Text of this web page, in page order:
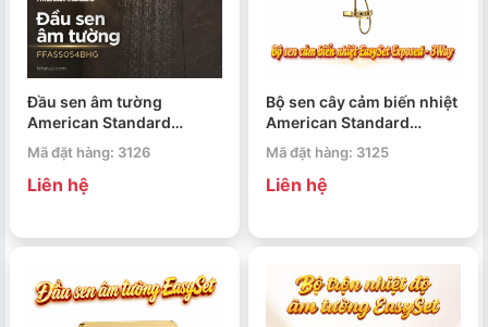
Đầu sen âm tường
American Standard
FFASS054BHG EasySet
Mã đặt hàng: 3126
Liên hệ
Bộ sen cây cảm biến nhiệt
American Standard
EasySet Exposed 3Way
WF-4956CS
Mã đặt hàng: 3125
Liên hệ